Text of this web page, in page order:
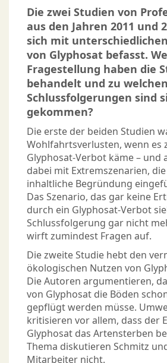
Die zwei Studien von
aus den Jahren 2011 und
sich mit
von Glyphosat befasst.
Fragestellung haben die
behandelt und zu welchen
Schlussfolgerungen sind
gekommen?
Die erste der beiden Studien
Wohlfahrtsverlusten, wenn es
Glyphosat-Verbot käme –
dabei mit Extremszenarien,
inhaltliche Begründung
Das Szenario, das gar keine
durch ein Glyphosat-Verbot
Schlussfolgerung gar nicht
wirft zumindest Fragen auf.
Die zweite Studie hebt den
ökologischen Nutzen von
Die Autoren argumentieren,
von Glyphosat die Böden
gepflügt werden müsse.
kritisieren vor allem, dass der
Glyphosat das Artensterben
Thema diskutieren Schmitz
Mitarbeiter nicht.